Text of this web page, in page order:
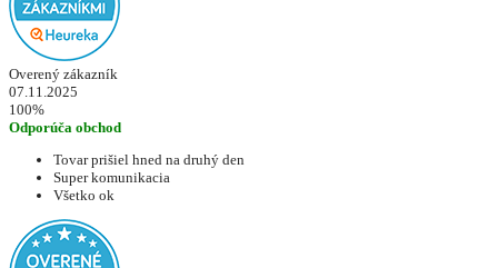
Overený zákazník
07.11.2025
100%
Odporúča obchod
Tovar prišiel hned na druhý den
Super komunikacia
Všetko ok